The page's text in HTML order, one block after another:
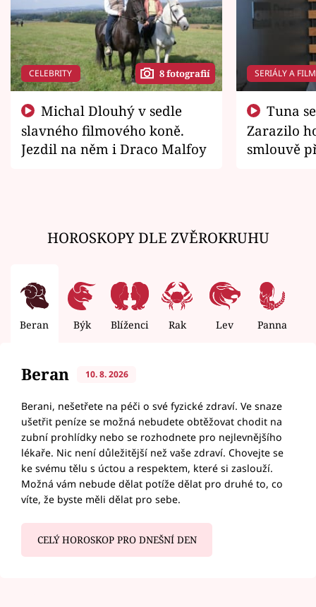
CELEBRITY 8 fotografií
slavného filmového koně.
Jezdil na něm i Draco Malfoy
SERIÁLY A
Zarazilo
smlouvě
HOROSKOPY DLE ZVĚROKRUHU
Beran Býk Blíženci Rak Lev Panna
Beran 10. 8. 2026
Berani, nešetřete na péči o své fyzické zdraví. Ve snaze
ušetřit peníze se možná nebudete obtěžovat chodit na
zubní prohlídky nebo se rozhodnete pro nejlevnějšího
lékaře. Nic není důležitější než vaše zdraví. Chovejte se
ke svému tělu s úctou a respektem, které si zaslouží.
Možná vám nebude dělat potíže dělat pro druhé to, co
víte, že byste měli dělat pro sebe.
CELÝ HOROSKOP PRO DNEŠNÍ DEN